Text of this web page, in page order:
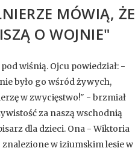
MÓWIĄ, ŻE
O WOJNIE"
wiśnią. Ojcu powiedział: -
było go wśród żywych,
w zwycięstwo!" - brzmiał
za naszą wschodnią
dla dzieci. Ona - Wiktoria
znalezione w iziumskim lesie w